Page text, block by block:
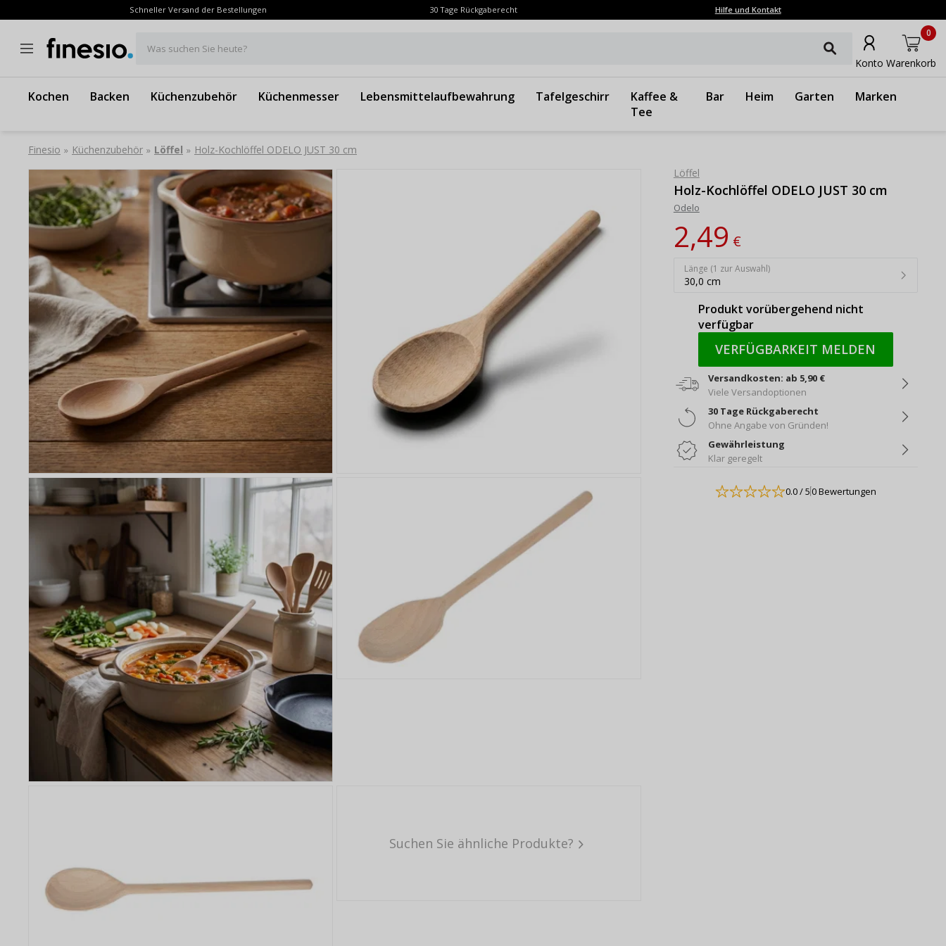
Schneller Versand der Bestellungen 30 Tage Rückgaberecht Hilfe und Kontakt
Was suchen Sie heute?
Konto Warenkorb
0
Kochen Backen Küchenzubehör Küchenmesser Lebensmittelaufbewahrung Tafelgeschirr
Kaffee &
Tee
Bar Heim Garten Marken
Finesio » Küchenzubehör » Löffel » Holz-Kochlöffel ODELO JUST 30 cm
Suchen Sie ähnliche Produkte?
Löffel
Holz-Kochlöffel ODELO JUST 30 cm
Odelo
2,49€
Länge (1 zur Auswahl)
30,0 cm
Produkt vorübergehend nicht
verfügbar
VERFÜGBARKEIT MELDEN
Versandkosten: ab 5,90 €
Viele Versandoptionen
30 Tage Rückgaberecht
Ohne Angabe von Gründen!
Gewährleistung
Klar geregelt
0.0/ 50 Bewertungen